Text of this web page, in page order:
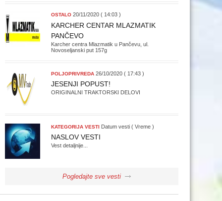
OSTALO 20/11/2020 ( 14:03 )
KARCHER CENTAR MLAZMATIK
PANČEVO
Karcher centra Mlazmatik u Pančevu, ul.
Novoseljanski put 157g
POLJOPRIVREDA 26/10/2020 ( 17:43 )
JESENJI POPUST!
ORIGINALNI TRAKTORSKI DELOVI
KATEGORIJA VESTI Datum vesti ( Vreme )
NASLOV VESTI
Vest detaljnije...
Pogledajte sve vesti